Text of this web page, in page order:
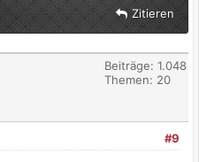
Zitieren
Beiträge: 1.048
Themen: 20
#9